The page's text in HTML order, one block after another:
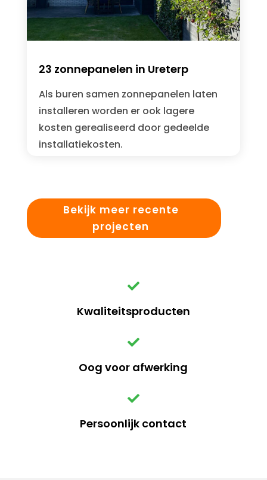
23 zonnepanelen in Ureterp
Als buren samen zonnepanelen laten
installeren worden er ook lagere
kosten gerealiseerd door gedeelde
installatiekosten.
Bekijk meer recente
projecten
Kwaliteitsproducten
Oog voor afwerking
Persoonlijk contact